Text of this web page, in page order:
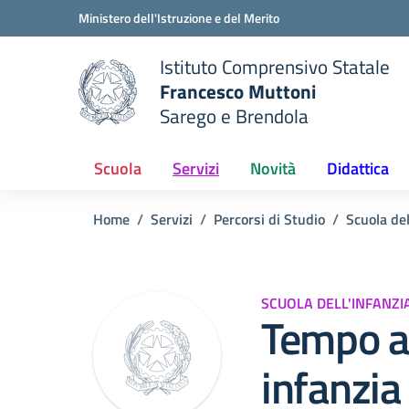
Vai ai contenuti
Vai al menu di navigazioneMinistero dell'Istruzione e del Merito
scuola
Istituto Comprensivo Statale
Francesco Muttoni
Sarego e Brendola
Scuola Servizi Novità Didattica
Home Servizi Percorsi di Studio Scuola
SCUOLA
Tempo
infanzia